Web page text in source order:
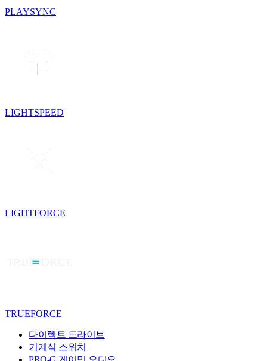
PLAYSYNC
LIGHTSPEED
LIGHTFORCE
TRUEFORCE
다이렉트 드라이브
기계식 스위치